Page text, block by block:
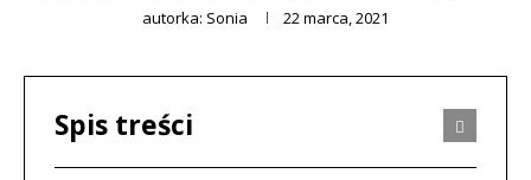
autorka: Sonia 22 marca, 2021
Spis treści